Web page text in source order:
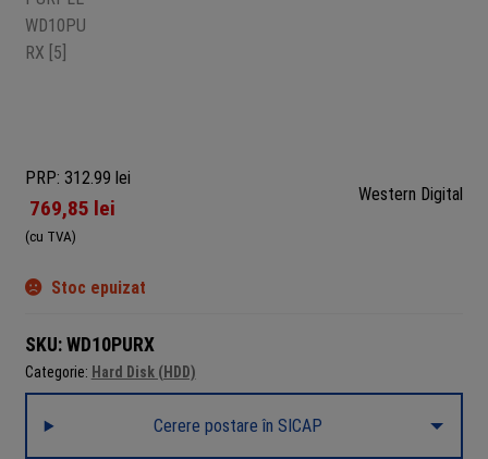
PRP: 312.99 lei
769,85 lei
(cu TVA)
Western Digital
Stoc epuizat
SKU: WD10PURX
Categorie: Hard Disk (HDD)
Cerere postare în SICAP